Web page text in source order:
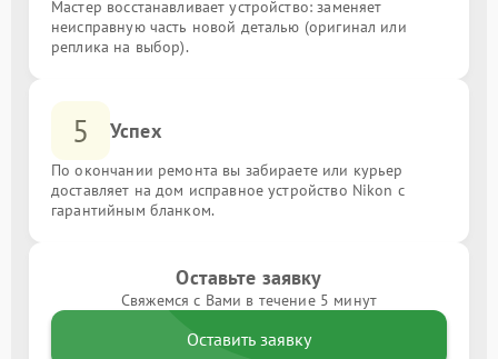
Мастер восстанавливает устройство: заменяет
неисправную часть новой деталью (оригинал или
реплика на выбор).
5 Успех
По окончании ремонта вы забираете или курьер
доставляет на дом исправное устройство Nikon с
гарантийным бланком.
Оставьте заявку
Свяжемся с Вами в течение 5 минут
Оставить заявку